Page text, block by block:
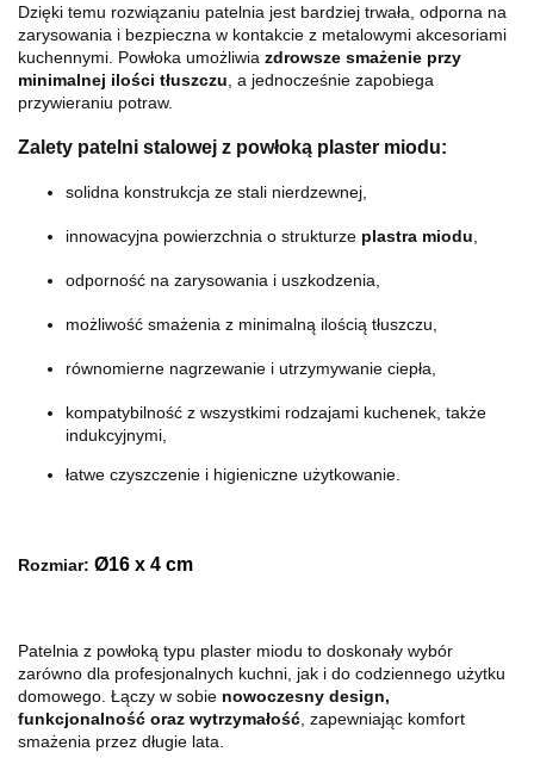
Dzięki temu rozwiązaniu patelnia jest bardziej trwała, odporna na
zarysowania i bezpieczna w kontakcie z metalowymi akcesoriami
kuchennymi. Powłoka umożliwia zdrowsze smażenie przy
minimalnej ilości tłuszczu , a jednocześnie zapobiega
przywieraniu potraw.
Zalety patelni stalowej z powłoką plaster miodu:
solidna konstrukcja ze stali nierdzewnej,
innowacyjna powierzchnia o strukturze plastra miodu
odporność na zarysowania i uszkodzenia,
możliwość smażenia z minimalną ilością tłuszczu,
równomierne nagrzewanie i utrzymywanie ciepła,
kompatybilność z wszystkimi rodzajami kuchenek, także
indukcyjnymi,
łatwe czyszczenie i higieniczne użytkowanie.
Rozmiar: Ø16 x 4 cm
Patelnia z powłoką typu plaster miodu to doskonały wybór
zarówno dla profesjonalnych kuchni, jak i do codziennego użytku
domowego. Łączy w sobie nowoczesny design,
funkcjonalność oraz wytrzymałość , zapewniając komfort
smażenia przez długie lata.